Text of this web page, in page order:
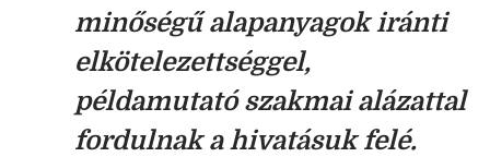
minőségű alapanyagok iránti
elkötelezettséggel,
példamutató szakmai alázattal
fordulnak a hivatásuk felé.